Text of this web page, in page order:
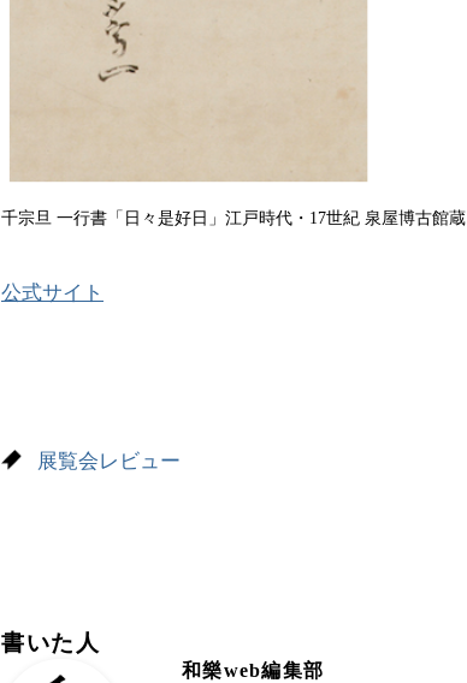
千宗旦 一行書「日々是好日」江戸時代・17世紀 泉屋博古館蔵
公式サイト
展覧会レビュー
書いた人
和樂web編集部